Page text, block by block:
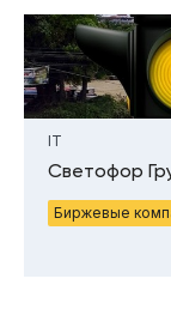
IT
Светофор
Биржевые